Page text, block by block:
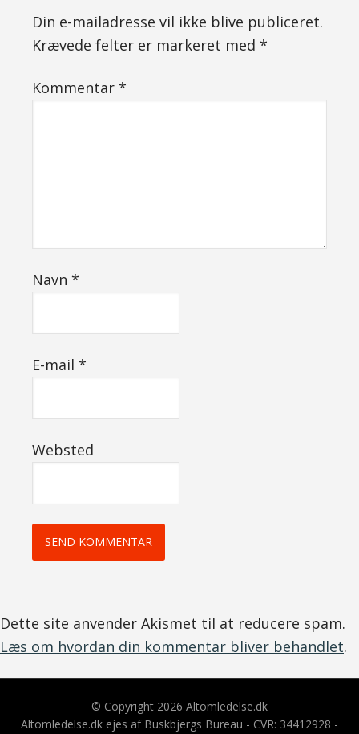
Din e-mailadresse vil ikke blive publiceret.
Krævede felter er markeret med *
Kommentar *
Navn *
E-mail *
Websted
Dette site anvender Akismet til at reducere spam.
Læs om hvordan din kommentar bliver behandlet.
© Copyright 2026 Altomledelse.dk
Altomledelse.dk ejes af Buskbjergs Bureau - CVR: 34412928 -